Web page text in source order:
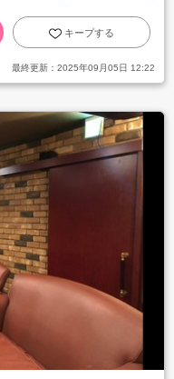
キープする
最終更新： 2025年09月05日 12:22